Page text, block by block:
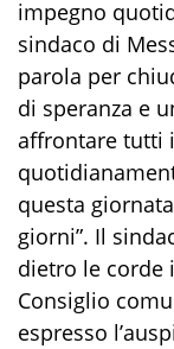
impegno
sindaco di
parola per
di speranza e
affrontare tutti
questa
giorni”. Il
dietro le corde
Consiglio
espresso